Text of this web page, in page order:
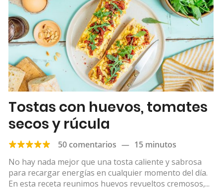
Tostas con huevos, tomates
secos y rúcula
50 comentarios — 15 minutos
No hay nada mejor que una tosta caliente y sabrosa
para recargar energías en cualquier momento del día.
En esta receta reunimos huevos revueltos cremosos,...